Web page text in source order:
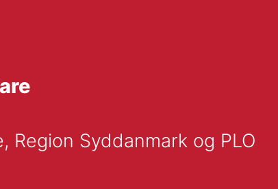
Region Syddanmark og PLO